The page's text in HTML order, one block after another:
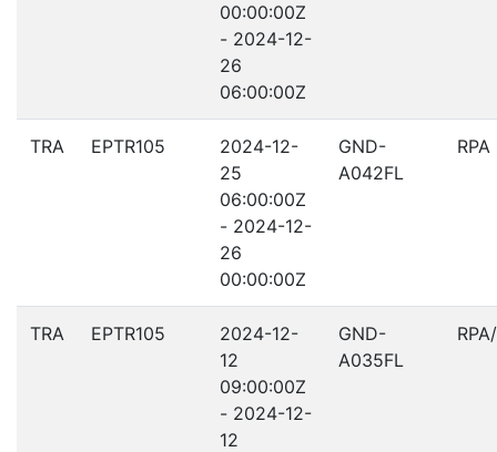
00:00:00Z
- 2024-12-
26
06:00:00Z
TRA EPTR105
2024-12-
25
06:00:00Z
- 2024-12-
26
00:00:00Z
GND-
A042FL
RPA
TRA EPTR105
2024-12-
12
09:00:00Z
- 2024-12-
12
GND-
A035FL